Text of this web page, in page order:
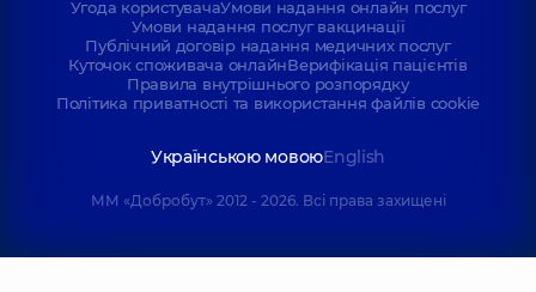
Угода користувачаУмови надання онлайн послуг
Умови надання послуг вакцинації
Публічний договір надання медичних послуг
Куточок споживача онлайнВерифікація пацієнтів
Правила внутрішнього розпорядку
Політика приватності та використання файлів cookie
Українською мовоюEnglish
ММ «Добробут» 2012 - 2026. Всі права захищені